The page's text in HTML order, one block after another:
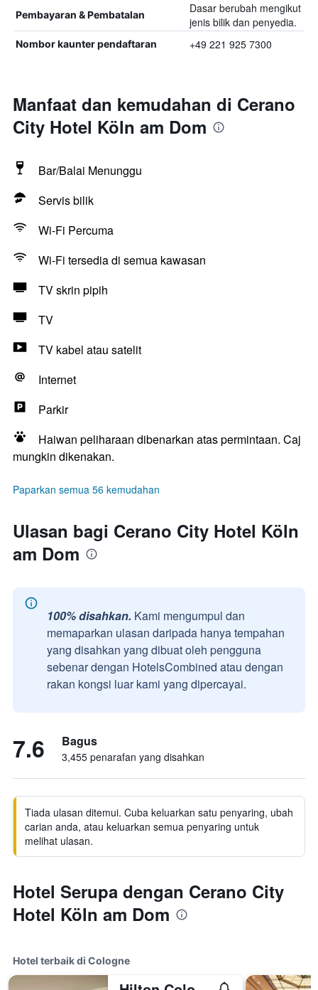
Pembayaran & Pembatalan
Dasar berubah mengikut
jenis bilik dan penyedia.
Nombor kaunter pendaftaran +49 221 925 7300
Manfaat dan kemudahan di Cerano
City Hotel Köln am Dom
Bar/Balai Menunggu
Servis bilik
Wi-Fi Percuma
Wi-Fi tersedia di semua kawasan
TV skrin pipih
TV
TV kabel atau satelit
Internet
Parkir
Haiwan peliharaan dibenarkan atas permintaan. Caj
mungkin dikenakan.
Paparkan semua 56 kemudahan
Ulasan bagi Cerano City Hotel Köln
am Dom
100% disahkan. Kami mengumpul dan
memaparkan ulasan daripada hanya tempahan
yang disahkan yang dibuat oleh pengguna
sebenar dengan HotelsCombined atau dengan
rakan kongsi luar kami yang dipercayai.
7.6 Bagus
3,455 penarafan yang disahkan
Tiada ulasan ditemui. Cuba keluarkan satu penyaring, ubah
carian anda, atau keluarkan semua penyaring untuk
melihat ulasan.
Hotel Serupa dengan Cerano City
Hotel Köln am Dom
Hotel terbaik di Cologne